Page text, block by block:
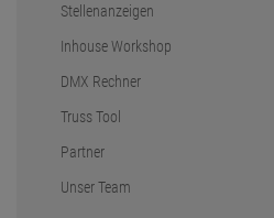
Stellenanzeigen
Inhouse Workshop
DMX Rechner
Truss Tool
Partner
Unser Team